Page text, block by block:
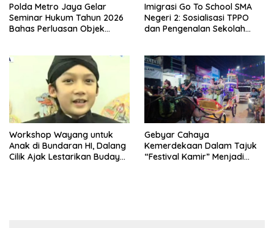
Polda Metro Jaya Gelar
Seminar Hukum Tahun 2026
Bahas Perluasan Objek
Imigrasi Go To School SMA
Negeri 2: Sosialisasi TPPO
dan Pengenalan Sekolah
Workshop Wayang untuk
Anak di Bundaran HI, Dalang
Cilik Ajak Lestarikan Budaya
Gebyar Cahaya
Kemerdekaan Dalam Tajuk
“Festival Kamir” Menjadi